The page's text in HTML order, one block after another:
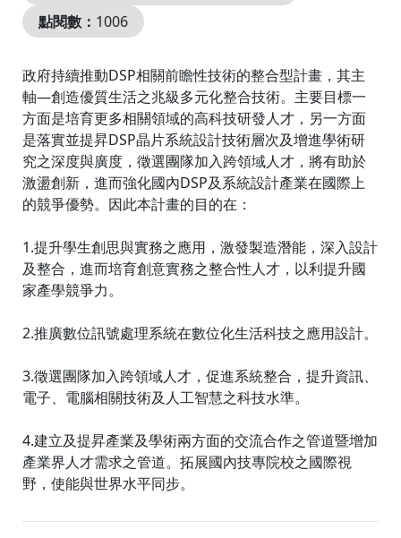
點閱數： 1006
政府持續推動DSP相關前瞻性技術的整合型計畫，其主
軸—創造優質生活之兆級多元化整合技術。主要目標一
方面是培育更多相關領域的高科技研發人才，另一方面
是落實並提昇DSP晶片系統設計技術層次及增進學術研
究之深度與廣度，徵選團隊加入跨領域人才，將有助於
激盪創新，進而強化國內DSP及系統設計產業在國際上
的競爭優勢。因此本計畫的目的在：
1.提升學生創思與實務之應用，激發製造潛能，深入設計
及整合，進而培育創意實務之整合性人才，以利提升國
家產學競爭力。
2.推廣數位訊號處理系統在數位化生活科技之應用設計。
3.徵選團隊加入跨領域人才，促進系統整合，提升資訊、
電子、電腦相關技術及人工智慧之科技水準。
4.建立及提昇產業及學術兩方面的交流合作之管道暨增加
產業界人才需求之管道。拓展國內技專院校之國際視
野，使能與世界水平同步。